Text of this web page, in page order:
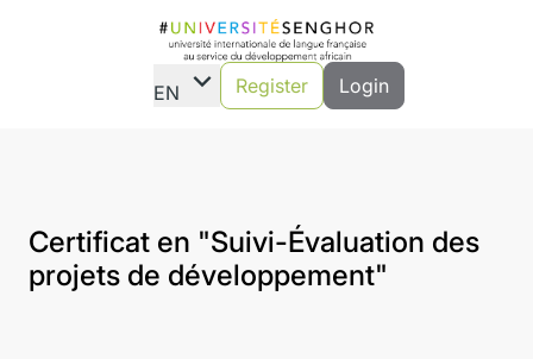
EN expand_more Register Login
Certificat en "Suivi-Évaluation des
projets de développement"